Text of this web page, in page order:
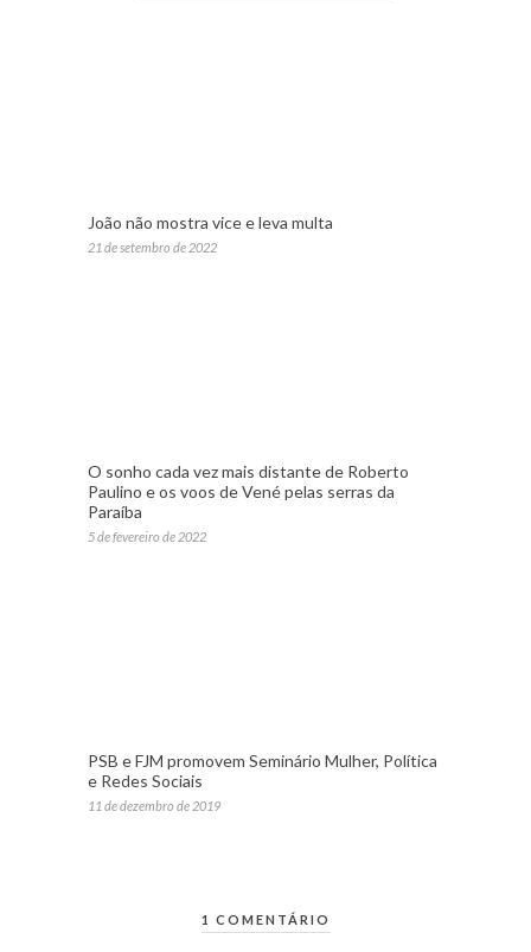
João não mostra vice e leva multa
21 de setembro de 2022
O sonho cada vez mais distante de Roberto
Paulino e os voos de Vené pelas serras da
Paraíba
5 de fevereiro de 2022
PSB e FJM promovem Seminário Mulher, Política
e Redes Sociais
11 de dezembro de 2019
1 COMENTÁRIO